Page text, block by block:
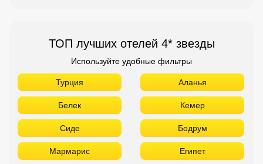
ТОП лучших отелей 4* звезды
Используйте удобные фильтры
Турция Аланья
Белек Кемер
Сиде Бодрум
Мармарис Египет